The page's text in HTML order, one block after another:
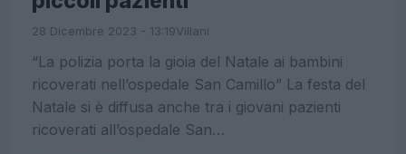
28 Dicembre 2023 - 13:19Villani
“La polizia porta la gioia del Natale ai bambini
ricoverati nell’ospedale San Camillo” La festa del
Natale si è diffusa anche tra i giovani pazienti
ricoverati all’ospedale San…